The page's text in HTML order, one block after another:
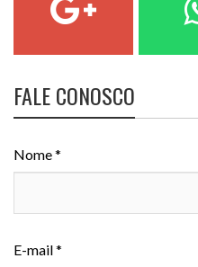
FALE CONOSCO
Nome *
E-mail *